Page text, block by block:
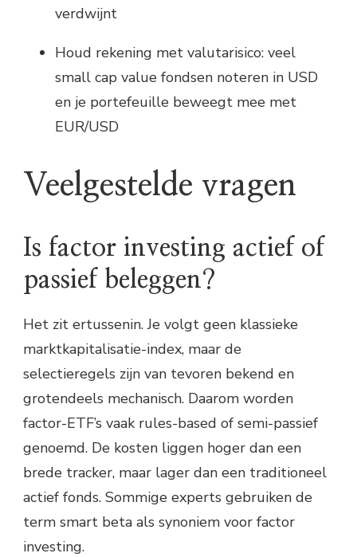
verdwijnt
Houd rekening met valutarisico: veel
small cap value fondsen noteren in USD
en je portefeuille beweegt mee met
EUR/USD
Veelgestelde vragen
Is factor investing actief of
passief beleggen?
Het zit ertussenin. Je volgt geen klassieke
marktkapitalisatie-index, maar de
selectieregels zijn van tevoren bekend en
grotendeels mechanisch. Daarom worden
factor-ETF’s vaak rules-based of semi-passief
genoemd. De kosten liggen hoger dan een
brede tracker, maar lager dan een traditioneel
actief fonds. Sommige experts gebruiken de
term smart beta als synoniem voor factor
investing.